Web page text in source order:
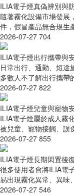
ILIA電子煙真偽辨別與
隨著霧化設備市場發展
件，假冒產品無合規生
2026-07-27 704
ILIA電子煙出行攜帶與
日常出行、通勤、短途
多數人不了解出行攜帶
2026-07-27 822
ILIA電子煙兒童與寵物
ILIA電子煙屬於成人霧
被兒童、寵物接觸、誤
2026-07-27 855
ILIA電子煙長期閑置後
很多使用者會將ILIA電
易出現霧化異常、異味
2026-07-27 546